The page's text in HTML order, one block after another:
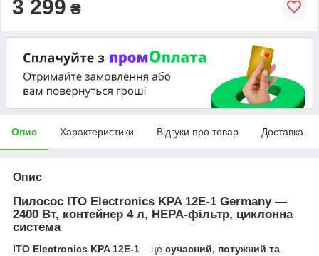
3 299 ₴
Опис Характеристики Відгуки про товар Доставка
Опис
Пилосос ITO Electronics KPA 12E-1 Germany —
2400 Вт, контейнер 4 л, HEPA-фільтр, циклонна
система
ITO Electronics KPA 12E-1 – це сучасний, потужний та